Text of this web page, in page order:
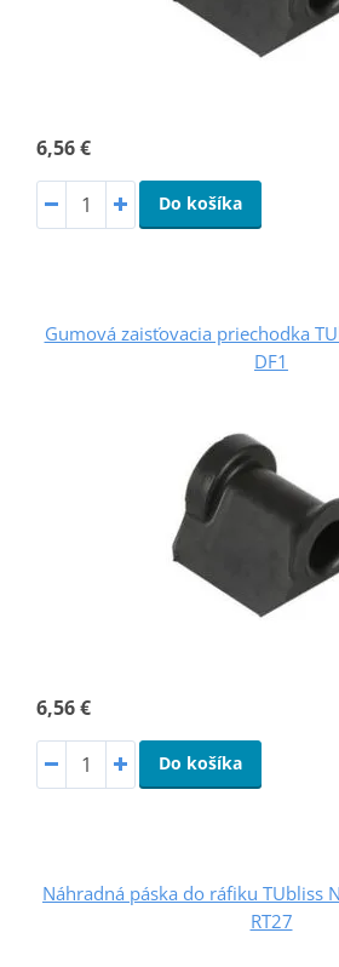
6,56 €
Do košíka
Gumová zaisťovacia priechodka
DF1
6,56 €
Do košíka
Náhradná páska do ráfiku TUbliss
RT27